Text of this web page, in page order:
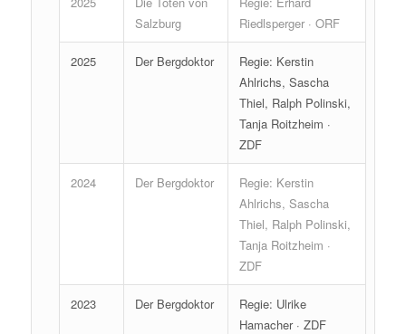
Salzburg
Riedlsperger · ORF
2025 Der Bergdoktor
Regie: Kerstin
Ahlrichs, Sascha
Thiel, Ralph Polinski,
Tanja Roitzheim ·
ZDF
2024 Der Bergdoktor
Regie: Kerstin
Ahlrichs, Sascha
Thiel, Ralph Polinski,
Tanja Roitzheim ·
ZDF
2023 Der Bergdoktor
Regie: Ulrike
Hamacher · ZDF